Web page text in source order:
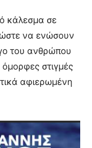
κάλεσμα σε
να ενώσουν
του ανθρώπου
όμορφες στιγμές
αφιερωμένη